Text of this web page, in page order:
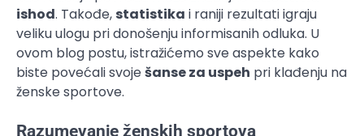
ishod. Takođe, statistika i raniji rezultati igraju
veliku ulogu pri donošenju informisanih odluka. U
ovom blog postu, istražićemo sve aspekte kako
biste povećali svoješanse za uspeh pri klađenju na
ženske sportove.
Razumevanje ženskih sportova